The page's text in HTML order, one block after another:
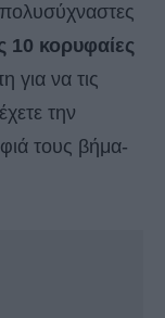
10 κορυφαίες
για να τις
την
τους βήμα-